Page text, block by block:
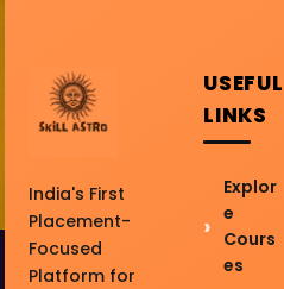
India's First
Placement-
Focused
Platform for
USEFUL
LINKS
Explor
e
Cours
es